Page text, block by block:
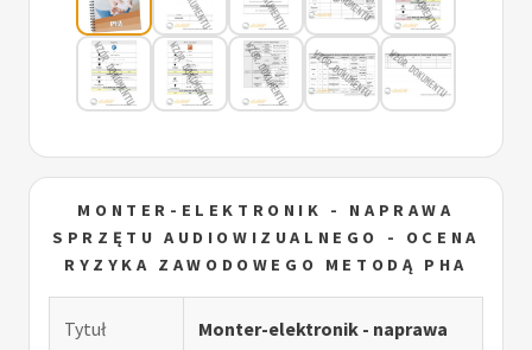
MONTER-ELEKTRONIK - NAPRAWA
SPRZĘTU AUDIOWIZUALNEGO - OCENA
RYZYKA ZAWODOWEGO METODĄ PHA
Tytuł
Monter-elektronik - naprawa